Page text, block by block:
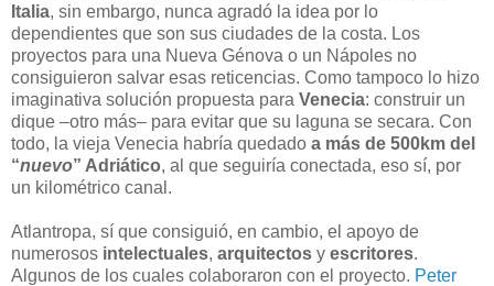
Italia, sin embargo, nunca agradó la idea por lo
dependientes que son sus ciudades de la costa. Los
proyectos para una Nueva Génova o un Nápoles no
consiguieron salvar esas reticencias. Como tampoco lo hizo
imaginativa solución propuesta para Venecia: construir un
dique –otro más– para evitar que su laguna se secara. Con
todo, la vieja Venecia habría quedado a más de 500km del
“nuevo” Adriático, al que seguiría conectada, eso sí, por
un kilométrico canal.
Atlantropa, sí que consiguió, en cambio, el apoyo de
numerosos intelectuales, arquitectos y escritores.
Algunos de los cuales colaboraron con el proyecto. Peter